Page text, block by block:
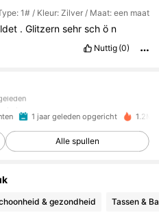
1# / Kleur: Zilver / Maat: een maat
.Glitzernsehrschö n
Nuttig (0)
1 jaar geleden opgericht 1.2M
Alle spullen
& gezondheid Tassen &